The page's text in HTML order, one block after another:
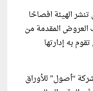
الهيئة افصاحًا
العروض المقدمة من
به إدارتها
“أصول” للأوراق